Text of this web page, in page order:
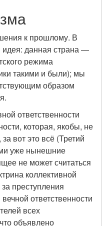
к прошлому. В
данная страна —
режима
такими и были); мы
образом
ответственности
которая, якобы, не
вот это всё (Третий
уже нынешние
не может считаться
коллективной
преступления
ответственности
всех
объявлено